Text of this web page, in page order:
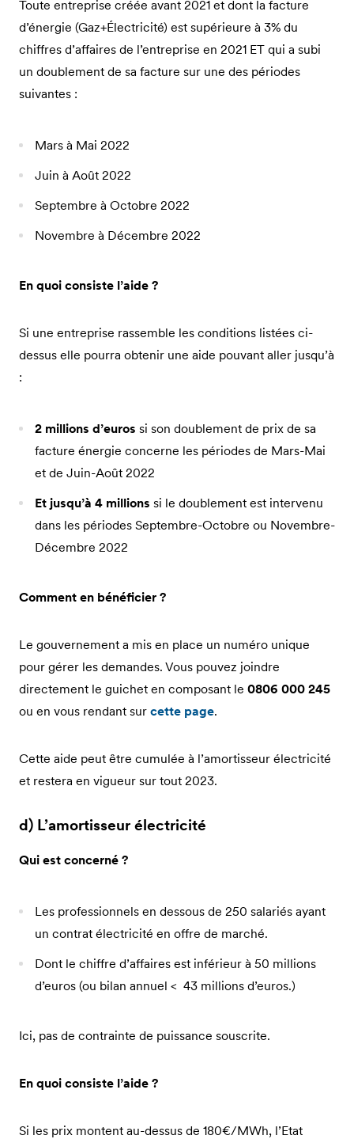
Toute entreprise créée avant 2021 et dont la facture
d’énergie (Gaz+Électricité) est supérieure à 3% du
chiffres d’affaires de l’entreprise en 2021 ET qui a subi
un doublement de sa facture sur une des périodes
suivantes :
Mars à Mai 2022
Juin à Août 2022
Septembre à Octobre 2022
Novembre à Décembre 2022
En quoi consiste l’aide ?
Si une entreprise rassemble les conditions listées ci-
dessus elle pourra obtenir une aide pouvant aller jusqu’à
:
2 millions d’euros si son doublement de prix de sa
facture énergie concerne les périodes de Mars-Mai
et de Juin-Août 2022
Et jusqu’à 4 millions si le doublement est intervenu
dans les périodes Septembre-Octobre ou Novembre-
Décembre 2022
Comment en bénéficier ?
Le gouvernement a mis en place un numéro unique
pour gérer les demandes. Vous pouvez joindre
directement le guichet en composant le 0806 000 245
ou en vous rendant sur cette page.
Cette aide peut être cumulée à l’amortisseur électricité
et restera en vigueur sur tout 2023.
d) L’amortisseur électricité
Qui est concerné ?
Les professionnels en dessous de 250 salariés ayant
un contrat électricité en offre de marché.
Dont le chiffre d’affaires est inférieur à 50 millions
d’euros (ou bilan annuel < 43 millions d’euros.)
Ici, pas de contrainte de puissance souscrite.
En quoi consiste l’aide ?
Si les prix montent au-dessus de 180€/MWh, l’Etat